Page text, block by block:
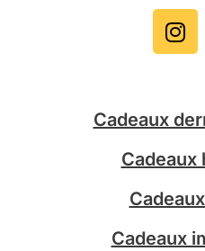
n
s
t
r
a
m
Cadeaux
Cadeaux
Cadeaux